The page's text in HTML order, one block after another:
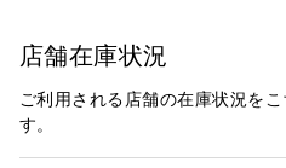
店舗在庫状況
ご利用される店舗の在庫状況を
す。